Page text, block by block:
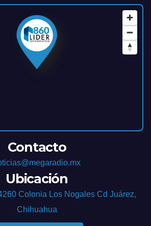
Contacto
Ubicación
Colonia Los Nogales Cd Juárez,
Chihuahua